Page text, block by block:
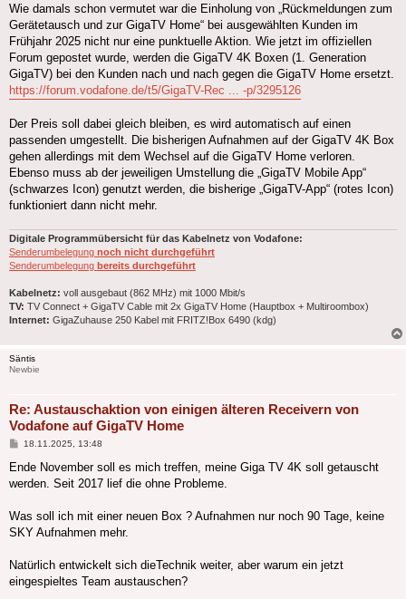
Wie damals schon vermutet war die Einholung von „Rückmeldungen zum
Gerätetausch und zur GigaTV Home“ bei ausgewählten Kunden im
Frühjahr 2025 nicht nur eine punktuelle Aktion. Wie jetzt im offiziellen
Forum gepostet wurde, werden die GigaTV 4K Boxen (1. Generation
GigaTV) bei den Kunden nach und nach gegen die GigaTV Home ersetzt.
https://forum.vodafone.de/t5/GigaTV-Rec ... -p/3295126
Der Preis soll dabei gleich bleiben, es wird automatisch auf einen
passenden umgestellt. Die bisherigen Aufnahmen auf der GigaTV 4K Box
gehen allerdings mit dem Wechsel auf die GigaTV Home verloren.
Ebenso muss ab der jeweiligen Umstellung die „GigaTV Mobile App“
(schwarzes Icon) genutzt werden, die bisherige „GigaTV-App“ (rotes Icon)
funktioniert dann nicht mehr.
Digitale Programmübersicht für das Kabelnetz von Vodafone:
Senderumbelegung noch nicht durchgeführt
Senderumbelegung bereits durchgeführt
Kabelnetz: voll ausgebaut (862 MHz) mit 1000 Mbit/s
TV: TV Connect + GigaTV Cable mit 2x GigaTV Home (Hauptbox + Multiroombox)
Internet: GigaZuhause 250 Kabel mit FRITZ!Box 6490 (kdg)
Säntis
Newbie
Re: Austauschaktion von einigen älteren Receivern von
Vodafone auf GigaTV Home
Beitrag
18.11.2025, 13:48
Ende November soll es mich treffen, meine Giga TV 4K soll getauscht
werden. Seit 2017 lief die ohne Probleme.
Was soll ich mit einer neuen Box ? Aufnahmen nur noch 90 Tage, keine
SKY Aufnahmen mehr.
Natürlich entwickelt sich dieTechnik weiter, aber warum ein jetzt
eingespieltes Team austauschen?